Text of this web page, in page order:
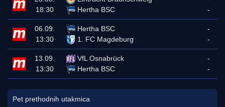
18:30
Hertha BSC
-
06.09.
13:30
Hertha BSC
1. FC Magdeburg
-
-
13.09.
13:30
VfL Osnabrück
Hertha BSC
-
-
Pet prethodnih utakmica